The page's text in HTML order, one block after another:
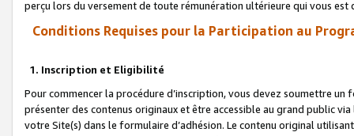
perçu lors du versement de toute rémunération ultérieure qui vous est
Conditions Requises pour la Participation au
1. Inscription et Eligibilité
Pour commencer la procédure d’inscription, vous devez soumettre
présenter des contenus originaux et être accessible au grand public
votre Site(s) dans le formulaire d’adhésion. Le contenu original